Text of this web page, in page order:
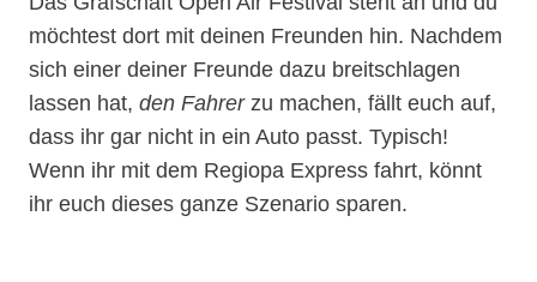
möchtest dort mit deinen Freunden hin. Nachdem
sich einer deiner Freunde dazu breitschlagen
lassen hat, den Fahrerzu machen, fällt euch auf,
dass ihr gar nicht in ein Auto passt. Typisch!
Wenn ihr mit dem Regiopa Express fahrt, könnt
ihr euch dieses ganze Szenario sparen.